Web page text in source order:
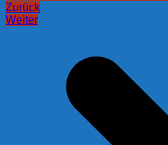
Zurück
Weiter